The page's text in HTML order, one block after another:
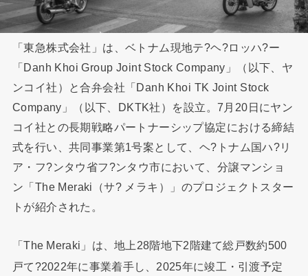
「東急株式会社」は、ベトナム現地テ?ヘ?ロッハ?ー
「Danh Khoi Group Joint Stock Company」（以下、ヤ
ンコイ社）と合弁会社「Danh Khoi TK Joint Stock
Company」（以下、DKTK社）を設立。7月20日にヤン
コイ社との長期戦略パートナーシップ協定における締結
式を行い、共同事業第1号案として、ヘ?トナム国ハ?リ
ア・フ?ンタウ省フ?ンタウ市において、分譲マンショ
ン「The Meraki（サ? メラキ）」のプロジェクトスター
トが紹介された。
「The Meraki」は、地上28階地下2階建て総戸数約500
戸て?2022年に事業着手し、2025年に竣工・引渡予定